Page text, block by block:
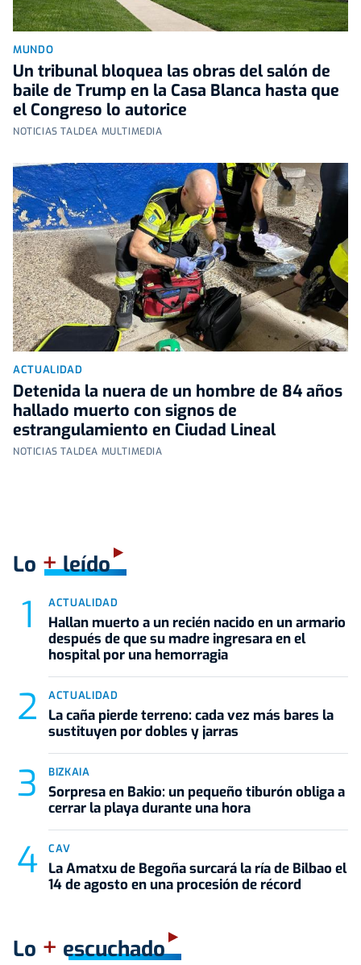
MUNDO
Un tribunal bloquea las obras del salón de
baile de Trump en la Casa Blanca hasta que
el Congreso lo autorice
NOTICIAS TALDEA MULTIMEDIA
ACTUALIDAD
Detenida la nuera de un hombre de 84 años
hallado muerto con signos de
estrangulamiento en Ciudad Lineal
NOTICIAS TALDEA MULTIMEDIA
Lo +leído
ACTUALIDAD
Hallan muerto a un recién nacido en un armario
después de que su madre ingresara en el
hospital por una hemorragia
ACTUALIDAD
La caña pierde terreno: cada vez más bares la
sustituyen por dobles y jarras
BIZKAIA
Sorpresa en Bakio: un pequeño tiburón obliga a
cerrar la playa durante una hora
CAV
La Amatxu de Begoña surcará la ría de Bilbao el
14 de agosto en una procesión de récord
Lo + escuchado